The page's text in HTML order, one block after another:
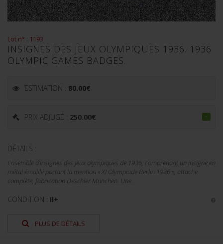
Lot n° : 1193
INSIGNES DES JEUX OLYMPIQUES 1936. 1936
OLYMPIC GAMES BADGES.
ESTIMATION : 80.00€
PRIX ADJUGÉ : 250.00€
DÉTAILS :
Ensemble d’insignes des Jeux olympiques de 1936, comprenant un insigne en
métal émaillé portant la mention « XI Olympiade Berlin 1936 », attache
complète, fabrication Deschler München. Une...
CONDITION : II+
PLUS DE DÉTAILS